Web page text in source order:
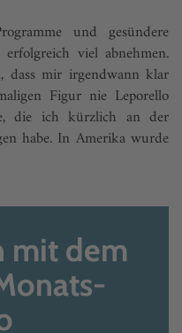
und gesündere
viel abnehmen.
dass mir irgendwann klar
Figur nie Leporello
die ich kürzlich an der
habe. In Amerika wurde
mit dem